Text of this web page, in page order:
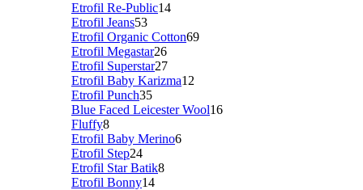
Etrofil Re-Public14
Etrofil Jeans53
Etrofil Organic Cotton69
Etrofil Megastar26
Etrofil Superstar27
Etrofil Baby Karizma12
Etrofil Punch35
Blue Faced Leicester Wool16
Fluffy8
Etrofil Baby Merino6
Etrofil Step24
Etrofil Star Batik8
Etrofil Bonny14